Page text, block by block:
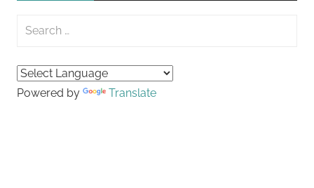
Search
Powered by Translate